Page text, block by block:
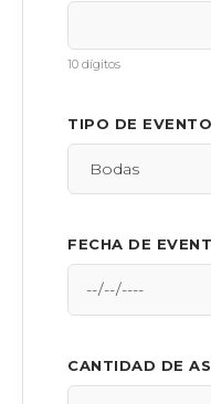
10 dígitos
TIPO DE EVENTO
FECHA DE
CANTIDAD DE